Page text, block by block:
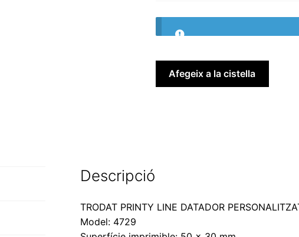
quantitat
Afegeix a la cistella
Descripció
TRODAT PRINTY LINE DATADOR
Model: 4729